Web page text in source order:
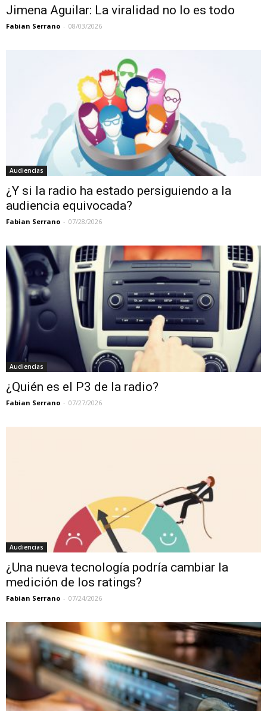
Jimena Aguilar: La viralidad no lo es todo
Fabian Serrano - 08/03/2026
Audiencias
¿Y si la radio ha estado persiguiendo a la
audiencia equivocada?
Fabian Serrano - 07/28/2026
Audiencias
¿Quién es el P3 de la radio?
Fabian Serrano - 07/27/2026
Audiencias
¿Una nueva tecnología podría cambiar la
medición de los ratings?
Fabian Serrano - 07/24/2026